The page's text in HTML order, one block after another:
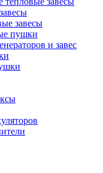
завесы
пушки
и завес